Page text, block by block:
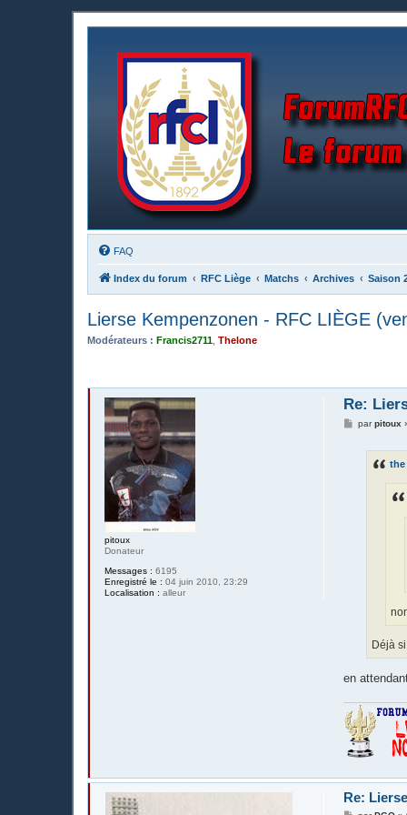
FAQ
Index du forum RFC Liège Matchs Archives Saison
Lierse Kempenzonen - RFC LIÈGE
Modérateurs : Francis2711 Thelone
pitoux
Donateur
Messages : 6195
Enregistré le : 04 juin 2010, 23:29
Localisation : alleur
Re:
Mparpitoux
the
Déjà
en
Re: